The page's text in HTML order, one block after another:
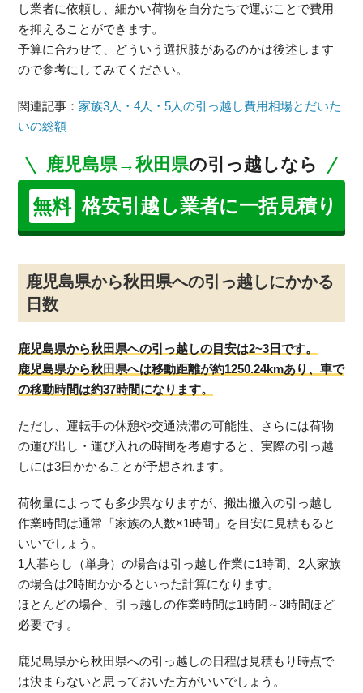
し業者に依頼し、細かい荷物を自分たちで運ぶことで費用
を抑えることができます。
予算に合わせて、どういう選択肢があるのかは後述します
ので参考にしてみてください。
関連記事：家族3人・4人・5人の引っ越し費用相場とだいた
いの総額
鹿児島県→秋田県の引っ越しなら
無料 格安引越し業者に一括見積り
鹿児島県から秋田県への引っ越しにかかる
日数
鹿児島県から秋田県への引っ越しの目安は2~3日です。
鹿児島県から秋田県へは移動距離が約1250.24kmあり、車で
の移動時間は約37時間になります。
ただし、運転手の休憩や交通渋滞の可能性、さらには荷物
の運び出し・運び入れの時間を考慮すると、実際の引っ越
しには3日かかることが予想されます。
荷物量によっても多少異なりますが、搬出搬入の引っ越し
作業時間は通常「家族の人数×1時間」を目安に見積もると
いいでしょう。
1人暮らし（単身）の場合は引っ越し作業に1時間、2人家族
の場合は2時間かかるといった計算になります。
ほとんどの場合、引っ越しの作業時間は1時間～3時間ほど
必要です。
鹿児島県から秋田県への引っ越しの日程は見積もり時点で
は決まらないと思っておいた方がいいでしょう。